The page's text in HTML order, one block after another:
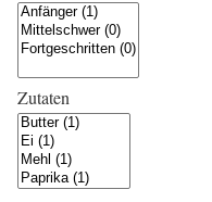
Zutaten